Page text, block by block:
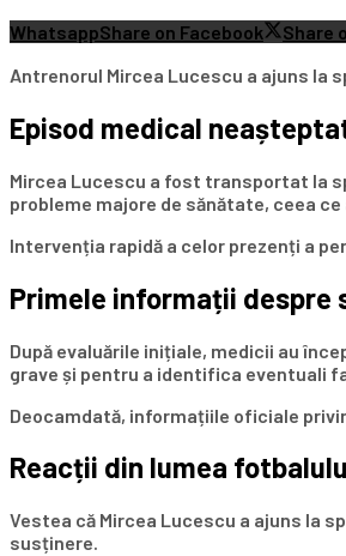
WhatsappShare on Facebook Share
Antrenorul Mircea Lucescu a ajuns la
Episod medical
Mircea Lucescu a fost transportat la
probleme majore de sănătate, ceea
Intervenția rapidă a celor prezenți a
Primele informații despre
După evaluările inițiale, medicii au
grave și pentru a identifica eventuali
Deocamdată, informațiile oficiale
Reacții din lumea
Vestea că Mircea Lucescu a ajuns la
susținere.